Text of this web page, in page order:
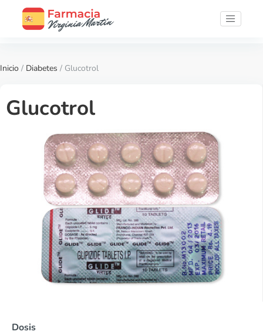
Inicio / Diabetes / Glucotrol
Glucotrol
Dosis